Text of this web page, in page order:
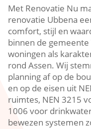
Met Renovatie Nu
renovatie Ubbena
comfort, stijl en
binnen de
woningen als
rond Assen. Wij
planning af op de
en op de eisen uit
ruimtes, NEN 3215
1006 voor
bewezen systemen